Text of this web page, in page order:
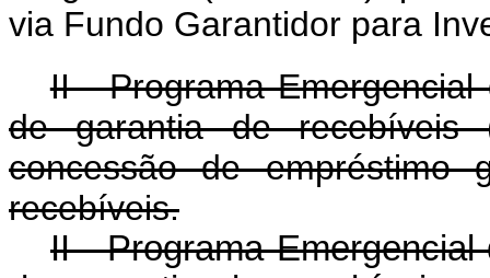
via Fundo Garantidor para
II - Programa
de garantia de recebíveis
concessão de empréstimo
recebíveis.
II - Programa